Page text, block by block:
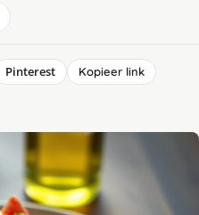
Pinterest
Kopieer link